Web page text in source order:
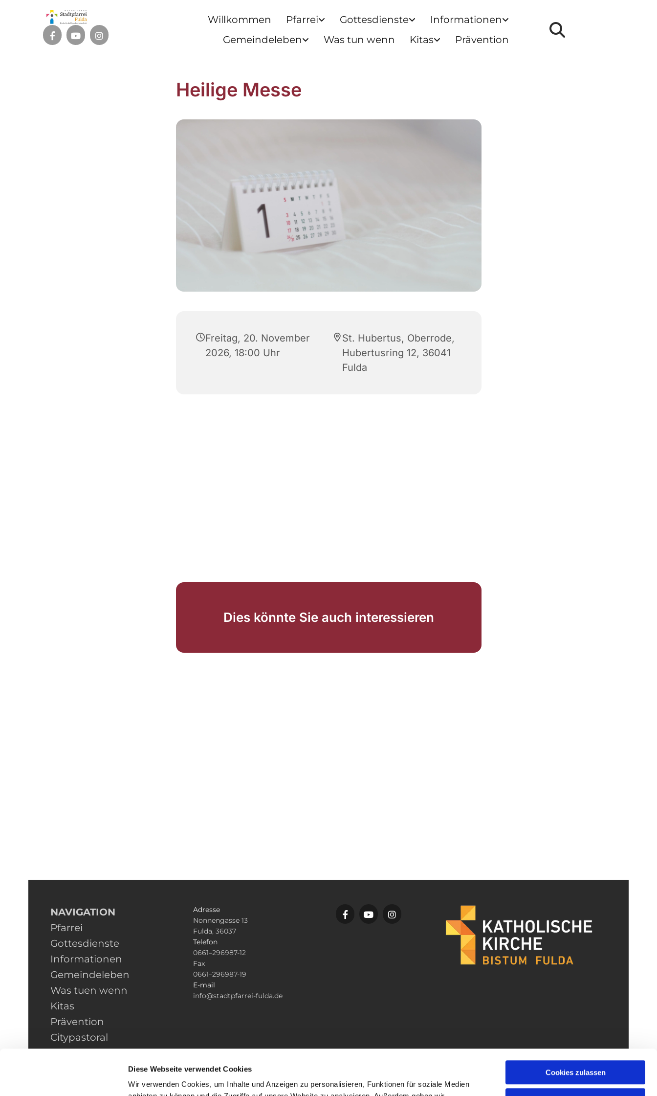
Diese Webseite verwendet Cookies
Wir verwenden Cookies, um Inhalte und Anzeigen zu personalisieren, Funktionen für soziale Medien
Cookies zulassen
Willkommen Pfarrei Gottesdienste
Informationen
Gemeindeleben
Was tun wenn Kitas Prävention
Heilige Messe
Freitag, 20. November
2026, 18:00 Uhr
St. Hubertus, Oberrode,
Hubertusring 12, 36041
Fulda
Dies könnte Sie auch interessieren
NAVIGATION
Pfarrei
Gottesdienste
Informationen
Gemeindeleben
Was tuen wenn
Kitas
Prävention
Citypastoral
Kontakt
HINWEISGEBERSCHUTZ
Adresse
Nonnengasse 13
Fulda, 36037
Telefon
0661–296987-12
Fax
0661–296987-19
E-mail
info@stadtpfarrei-fulda.de